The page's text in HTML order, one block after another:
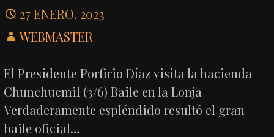
27 ENERO, 2023
WEBMASTER
El Presidente Porfirio Díaz visita la hacienda
Chunchucmil (3/6) Baile en la Lonja
Verdaderamente espléndido resultó el gran
baile oficial…